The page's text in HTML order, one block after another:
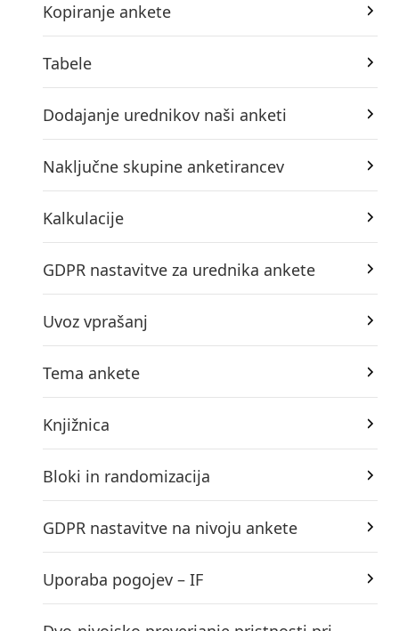
Kopiranje ankete
Tabele
Dodajanje urednikov naši anketi
Naključne skupine anketirancev
Kalkulacije
GDPR nastavitve za urednika ankete
Uvoz vprašanj
Tema ankete
Knjižnica
Bloki in randomizacija
GDPR nastavitve na nivoju ankete
Uporaba pogojev – IF